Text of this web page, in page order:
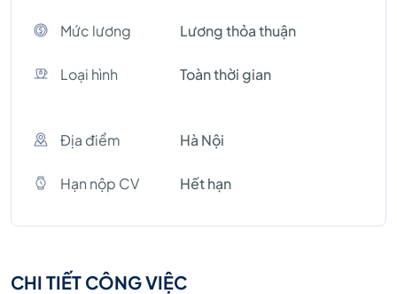
Mức lương Lương thỏa thuận
Loại hình Toàn thời gian
Địa điểm Hà Nội
Hạn nộp CV Hết hạn
CHI TIẾT CÔNG VIỆC